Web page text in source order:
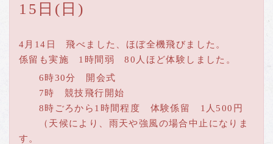
15日(日)
4月14日 飛べました、ほぼ全機飛びました。
係留も実施 1時間弱 80人ほど体験しました。
6時30分 開会式
7時 競技飛行開始
8時ごろから1時間程度 体験係留 1人500円
（天候により、雨天や強風の場合中止になりま
す。